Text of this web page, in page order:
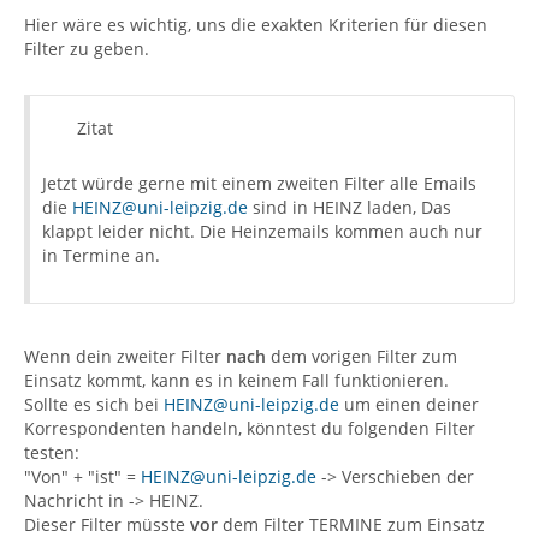
Hier wäre es wichtig, uns die exakten Kriterien für diesen
Filter zu geben.
Zitat
Jetzt würde gerne mit einem zweiten Filter alle Emails
die HEINZ@uni-leipzig.de sind in HEINZ laden, Das
klappt leider nicht. Die Heinzemails kommen auch nur
in Termine an.
Wenn dein zweiter Filter nach dem vorigen Filter zum
Einsatz kommt, kann es in keinem Fall funktionieren.
Sollte es sich bei HEINZ@uni-leipzig.de um einen deiner
Korrespondenten handeln, könntest du folgenden Filter
testen:
"Von" + "ist" = HEINZ@uni-leipzig.de -> Verschieben der
Nachricht in -> HEINZ.
Dieser Filter müsste vor dem Filter TERMINE zum Einsatz